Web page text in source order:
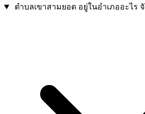
ตำบลเขาสามยอด อยู่ในอำเภออะไร